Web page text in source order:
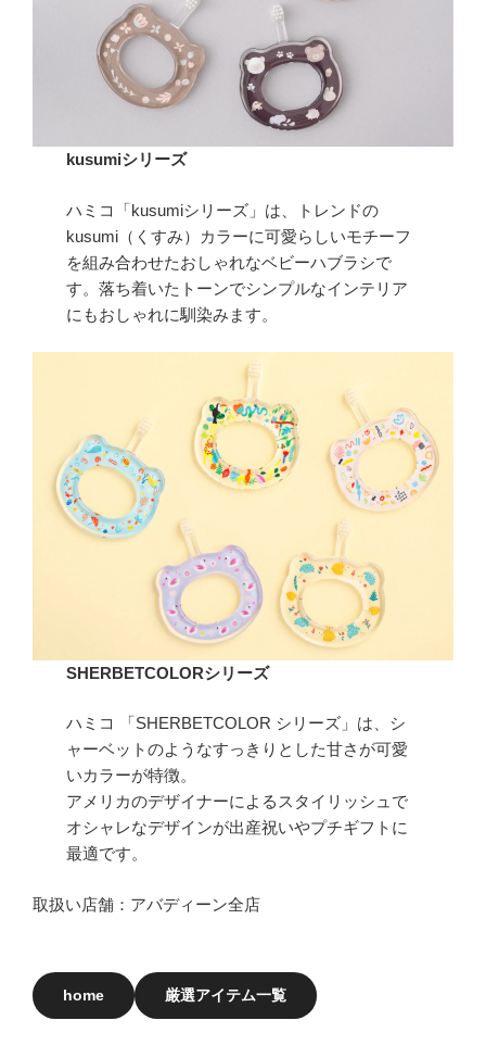
kusumiシリーズ
ハミコ「kusumiシリーズ」は、トレンドの
kusumi（くすみ）カラーに可愛らしいモチーフ
を組み合わせたおしゃれなベビーハブラシで
す。落ち着いたトーンでシンプルなインテリア
にもおしゃれに馴染みます。
SHERBETCOLORシリーズ
ハミコ 「SHERBETCOLOR シリーズ」は、シ
ャーベットのようなすっきりとした甘さが可愛
いカラーが特徴。
アメリカのデザイナーによるスタイリッシュで
オシャレなデザインが出産祝いやプチギフトに
最適です。
取扱い店舗：アバディーン全店
home 厳選アイテム一覧